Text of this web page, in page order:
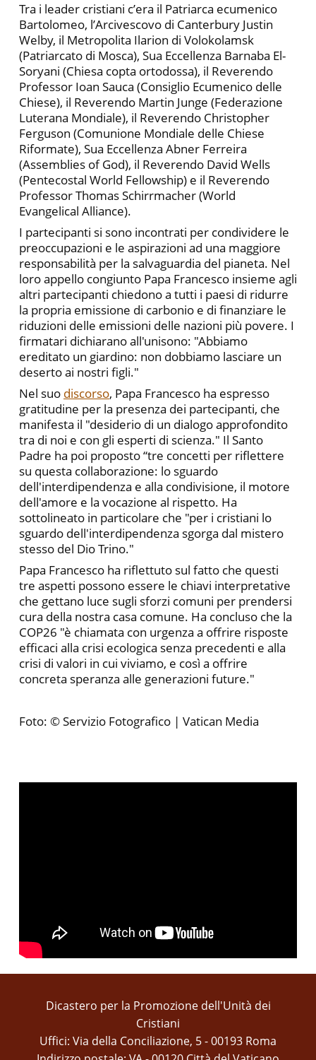
Tra i leader cristiani c’era il Patriarca ecumenico
Bartolomeo, l’Arcivescovo di Canterbury Justin
Welby, il Metropolita Ilarion di Volokolamsk
(Patriarcato di Mosca), Sua Eccellenza Barnaba El-
Soryani (Chiesa copta ortodossa), il Reverendo
Professor Ioan Sauca (Consiglio Ecumenico delle
Chiese), il Reverendo Martin Junge (Federazione
Luterana Mondiale), il Reverendo Christopher
Ferguson (Comunione Mondiale delle Chiese
Riformate), Sua Eccellenza Abner Ferreira
(Assemblies of God), il Reverendo David Wells
(Pentecostal World Fellowship) e il Reverendo
Professor Thomas Schirrmacher (World
Evangelical Alliance).
I partecipanti si sono incontrati per condividere le
preoccupazioni e le aspirazioni ad una maggiore
responsabilità per la salvaguardia del pianeta. Nel
loro appello congiunto Papa Francesco insieme agli
altri partecipanti chiedono a tutti i paesi di ridurre
la propria emissione di carbonio e di finanziare le
riduzioni delle emissioni delle nazioni più povere. I
firmatari dichiarano all'unisono: "Abbiamo
ereditato un giardino: non dobbiamo lasciare un
deserto ai nostri figli."
Nel suo discorso, Papa Francesco ha espresso
gratitudine per la presenza dei partecipanti, che
manifesta il "desiderio di un dialogo approfondito
tra di noi e con gli esperti di scienza." Il Santo
Padre ha poi proposto “tre concetti per riflettere
su questa collaborazione: lo sguardo
dell'interdipendenza e alla condivisione, il motore
dell'amore e la vocazione al rispetto. Ha
sottolineato in particolare che "per i cristiani lo
sguardo dell'interdipendenza sgorga dal mistero
stesso del Dio Trino."
Papa Francesco ha riflettuto sul fatto che questi
tre aspetti possono essere le chiavi interpretative
che gettano luce sugli sforzi comuni per prendersi
cura della nostra casa comune. Ha concluso che la
COP26 "è chiamata con urgenza a offrire risposte
efficaci alla crisi ecologica senza precedenti e alla
crisi di valori in cui viviamo, e così a offrire
concreta speranza alle generazioni future."
Foto: © Servizio Fotografico | Vatican Media
Dicastero per la Promozione dell'Unità dei
Cristiani
Uffici: Via della Conciliazione, 5 - 00193 Roma